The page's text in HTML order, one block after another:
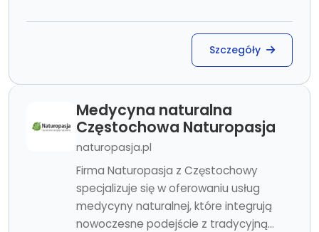
Szczegóły
Medycyna naturalna
Częstochowa Naturopasja
naturopasja.pl
Firma Naturopasja z Częstochowy
specjalizuje się w oferowaniu usług
medycyny naturalnej, które integrują
nowoczesne podejście z tradycyjną...